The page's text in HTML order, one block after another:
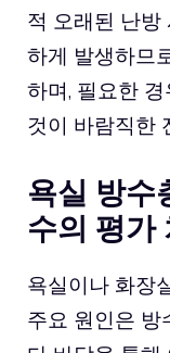
적 오래된 난방
하게 발생하므
하며, 필요한
것이 바람직한
욕실 방수
수의 평가
욕실이나 화장
주요 원인은 방